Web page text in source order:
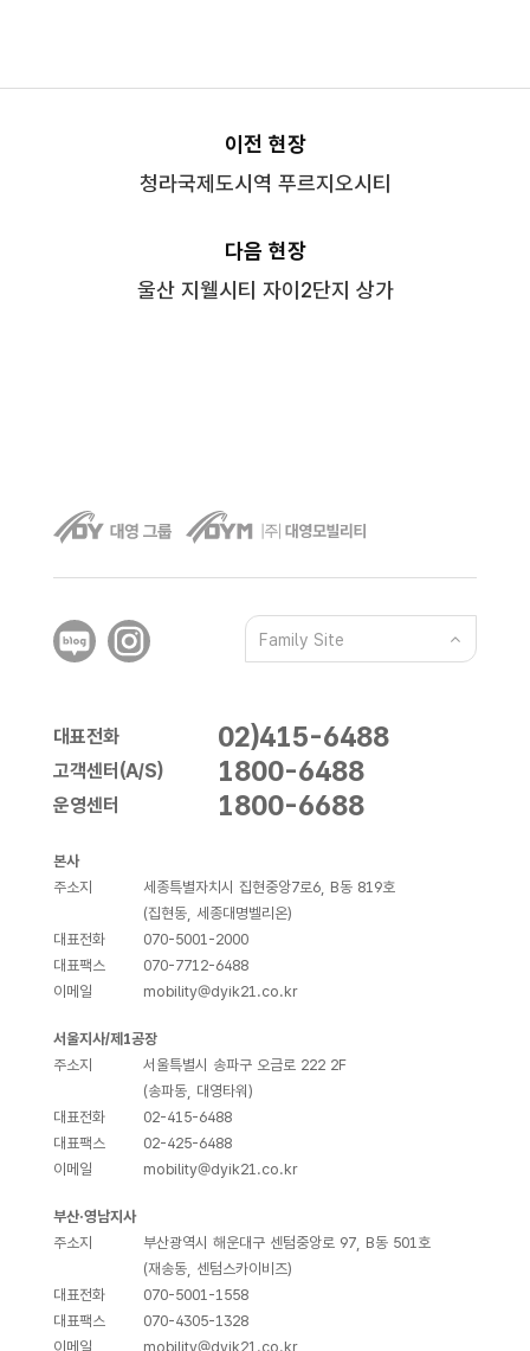
이전 현장
청라국제도시역 푸르지오시티
다음 현장
울산 지웰시티 자이2단지 상가
Family Site
대표전화 02)415-6488
고객센터(A/S) 1800-6488
운영센터 1800-6688
본사
주소지
세종특별자치시 집현중앙7로6, B동 819호
(집현동, 세종대명벨리온)
대표전화
070-5001-2000
대표팩스
070-7712-6488
이메일
mobility@dyik21.co.kr
서울지사/제1공장
주소지
서울특별시 송파구 오금로 222 2F
(송파동, 대영타워)
대표전화
02-415-6488
대표팩스
02-425-6488
이메일
mobility@dyik21.co.kr
부산·영남지사
주소지
부산광역시 해운대구 센텀중앙로 97, B동 501호
(재송동, 센텀스카이비즈)
대표전화
070-5001-1558
대표팩스
070-4305-1328
이메일
mobility@dyik21.co.kr